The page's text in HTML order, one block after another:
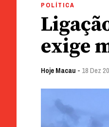
POLÍTICA
exige
Hoje Macau - 18 Dez